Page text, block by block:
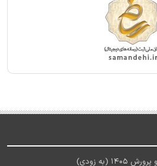
(به زودی)